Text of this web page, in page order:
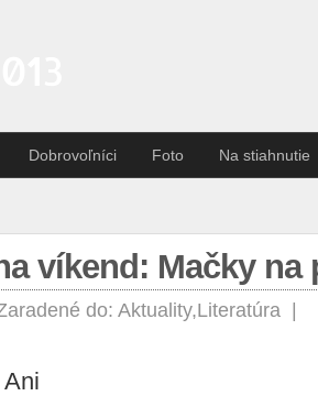
Dobrovoľníci Foto Na stiahnutie
víkend: Mačky na
do: Aktuality,Literatúra